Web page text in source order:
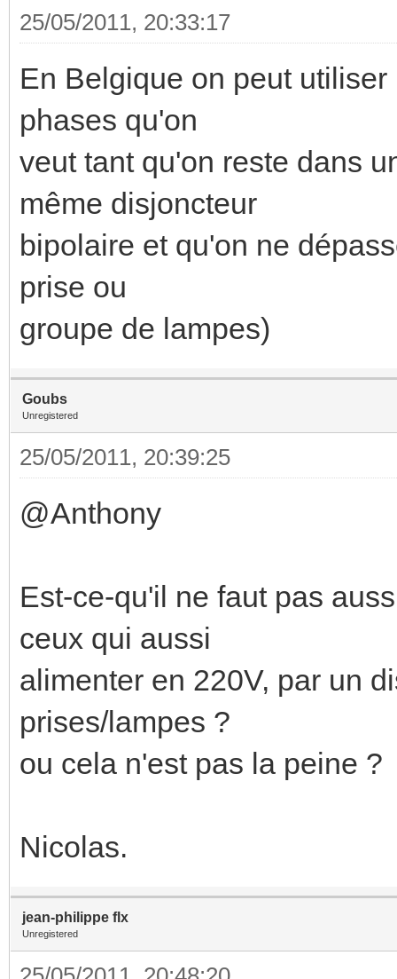
25/05/2011, 20:33:17
En Belgique on peut
phases qu'on
veut tant qu'on reste dans
même disjoncteur
bipolaire et qu'on ne
prise ou
groupe de lampes)
Goubs
Unregistered
25/05/2011, 20:39:25
@Anthony
Est-ce-qu'il ne faut pas
ceux qui aussi
alimenter en 220V, par un
prises/lampes ?
ou cela n'est pas la peine ?
Nicolas.
jean-philippe flx
Unregistered